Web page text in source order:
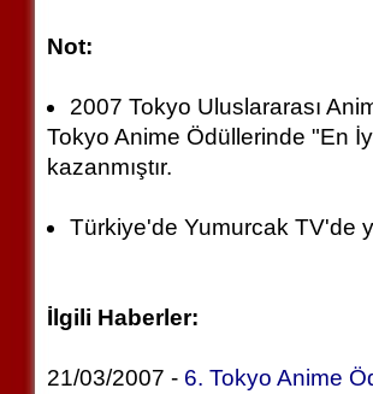
Not:
2007 Tokyo Uluslararası
Tokyo Anime Ödüllerinde "En
kazanmıştır.
Türkiye'de Yumurcak TV'de
İlgili Haberler:
21/03/2007 - 6. Tokyo Anime